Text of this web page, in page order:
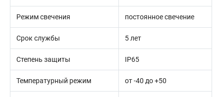
Режим свечения постоянное свечение
Срок службы 5 лет
Степень защиты IP65
Температурный режим от -40 до +50